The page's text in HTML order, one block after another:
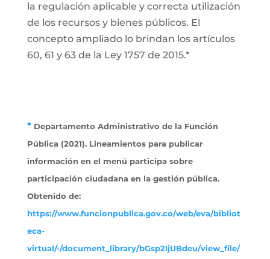
la regulación aplicable y correcta utilización
de los recursos y bienes públicos. El
concepto ampliado lo brindan los artículos
60, 61 y 63 de la Ley 1757 de 2015.*
*Departamento Administrativo de la Función
Pública (2021). Lineamientos para publicar
información en el menú participa sobre
participación ciudadana en la gestión pública.
Obtenido de:
https://www.funcionpublica.gov.co/web/eva/bibliot
eca-
virtual/-/document_library/bGsp2IjUBdeu/view_file/